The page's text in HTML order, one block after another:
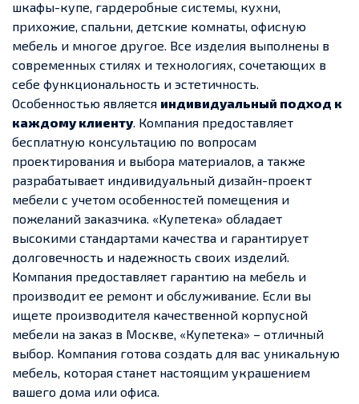
шкафы-купе, гардеробные системы, кухни,
прихожие, спальни, детские комнаты, офисную
мебель и многое другое. Все изделия выполнены в
современных стилях и технологиях, сочетающих в
себе функциональность и эстетичность.
Особенностью является индивидуальный подход к
каждому клиенту. Компания предоставляет
бесплатную консультацию по вопросам
проектирования и выбора материалов, а также
разрабатывает индивидуальный дизайн-проект
мебели с учетом особенностей помещения и
пожеланий заказчика. «Купетека» обладает
высокими стандартами качества и гарантирует
долговечность и надежность своих изделий.
Компания предоставляет гарантию на мебель и
производит ее ремонт и обслуживание. Если вы
ищете производителя качественной корпусной
мебели на заказ в Москве, «Купетека» – отличный
выбор. Компания готова создать для вас уникальную
мебель, которая станет настоящим украшением
вашего дома или офиса.